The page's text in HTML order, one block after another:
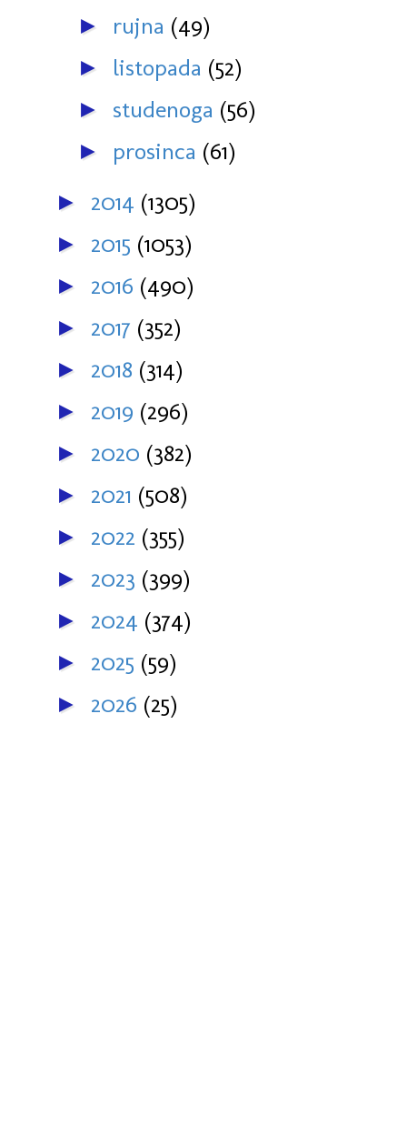
► rujna (49)
► listopada (52)
► studenoga (56)
► prosinca (61)
► 2014 (1305)
► 2015 (1053)
► 2016 (490)
► 2017 (352)
► 2018 (314)
► 2019 (296)
► 2020 (382)
► 2021 (508)
► 2022 (355)
► 2023 (399)
► 2024 (374)
► 2025 (59)
► 2026 (25)